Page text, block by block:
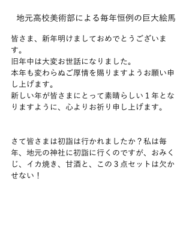
地元高校美術部による毎年恒例の巨大絵馬
皆さま、新年明けましておめでとうございま
す。
旧年中は大変お世話になりました。
本年も変わらぬご厚情を賜りますようお願い申
し上げます。
新しい年が皆さまにとって素晴らしい１年とな
りますように、心よりお祈り申し上げます。
さて皆さまは初詣は行かれましたか？私は毎
年、地元の神社に初詣に行くのですが、おみく
じ、イカ焼き、甘酒と、この３点セットは欠か
せない！